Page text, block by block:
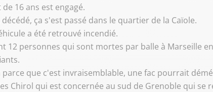
16 ans est engagé.
ça s'est passé dans le quartier de la Caïole.
a été retrouvé incendié.
12 personnes qui sont mortes par balle à Marseille
que c'est invraisemblable, une fac pourrait
Chirol qui est concernée au sud de Grenoble qui se